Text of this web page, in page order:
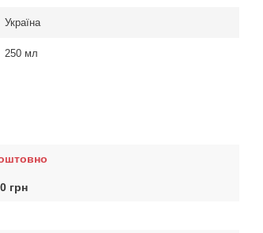
Україна
250 мл
грн